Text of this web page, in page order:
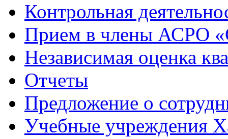
Контрольная
Прием в члены АСРО
Независимая оценка
Отчеты
Предложение о
Учебные учреждения